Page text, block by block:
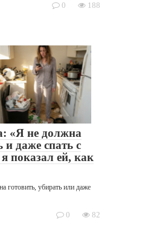
0 188
«Я не должна
и даже спать с
показал ей, как
готовить, убирать или даже
0 82